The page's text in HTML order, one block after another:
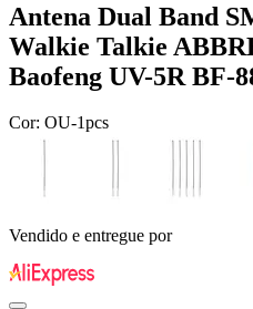
Antena Dual Band
Walkie Talkie
Baofeng UV-5R BF-
Cor: OU-1pcs
Vendido e entregue por